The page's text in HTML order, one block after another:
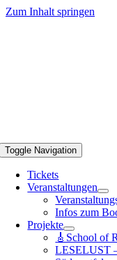
Zum Inhalt springen
Toggle Navigation
Tickets
Veranstaltungen
Infos zum
Projekte
🎸School of
LESELUST